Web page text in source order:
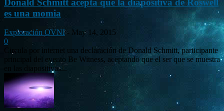
es una momia
Exploración OVNI - May 14, 2015
0
Circula por internet una declaración de Donald Schmitt, participante
principal del evento Be Witness, aceptando que el ser que se muestra
en las diapositivas...